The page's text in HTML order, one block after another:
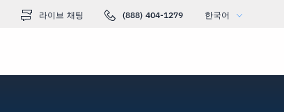
라이브 채팅 (888) 404-1279 한국어